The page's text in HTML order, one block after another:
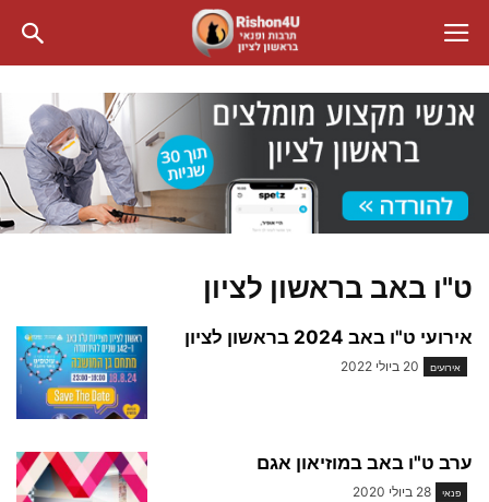
ט"ו באב בראשון לציון
אירועי ט"ו באב 2024 בראשון לציון
אירועים 20 ביולי 2022
ערב ט"ו באב במוזיאון אגם
פנאי 28 ביולי 2020